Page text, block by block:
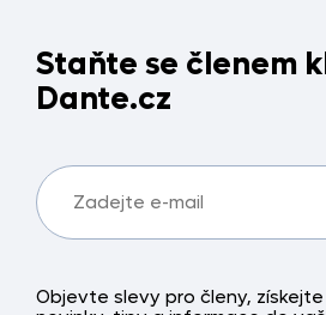
Staňte se členem
Dante.cz
Objevte slevy pro členy,